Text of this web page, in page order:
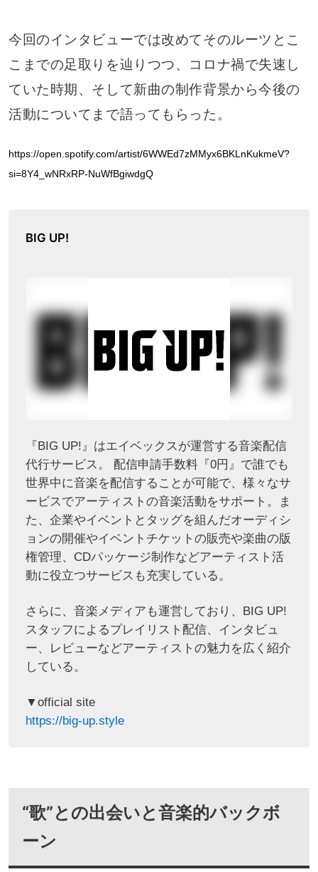
今回のインタビューでは改めてそのルーツとこ
こまでの足取りを辿りつつ、コロナ禍で失速し
ていた時期、そして新曲の制作背景から今後の
活動についてまで語ってもらった。
https://open.spotify.com/artist/6WWEd7zMMyx6BKLnKukmeV?
si=8Y4_wNRxRP-NuWfBgiwdgQ
BIG UP!
『BIG UP!』はエイベックスが運営する音楽配信
代行サービス。 配信申請手数料『0円』で誰でも
世界中に音楽を配信することが可能で、様々なサ
ービスでアーティストの音楽活動をサポート。ま
た、企業やイベントとタッグを組んだオーディシ
ョンの開催やイベントチケットの販売や楽曲の版
権管理、CDパッケージ制作などアーティスト活
動に役立つサービスも充実している。
さらに、音楽メディアも運営しており、BIG UP!
スタッフによるプレイリスト配信、インタビュ
ー、レビューなどアーティストの魅力を広く紹介
している。
▼official site
https://big-up.style
“歌”との出会いと音楽的バックボ
ーン